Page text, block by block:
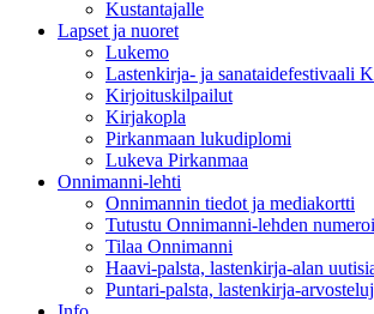
Kustantajalle
Lapset ja nuoret
Lukemo
Lastenkirja- ja sanataidefestivaali
Kirjoituskilpailut
Kirjakopla
Pirkanmaan lukudiplomi
Lukeva Pirkanmaa
Onnimanni-lehti
Onnimannin tiedot ja mediakortti
Tutustu Onnimanni-lehden
Tilaa Onnimanni
Haavi-palsta, lastenkirja-alan
Puntari-palsta, lastenkirja-